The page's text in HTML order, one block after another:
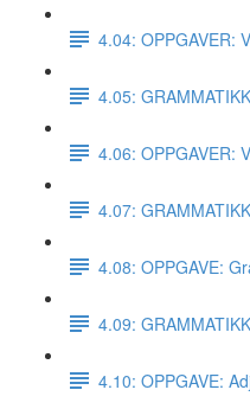
4.04: OPPGAVER:
4.05:
4.06: OPPGAVER:
4.07:
4.08: OPPGAVE:
4.09:
4.10: OPPGAVE: